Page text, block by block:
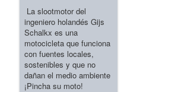
La slootmotor del
ingeniero holandés Gijs
Schalkx es una
motocicleta que funciona
con fuentes locales,
sostenibles y que no
dañan el medio ambiente
¡Pincha su moto!